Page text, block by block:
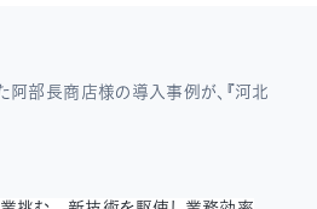
部長商店様の導入事例が、『河北